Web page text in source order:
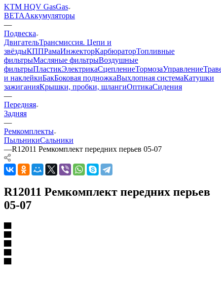
KTM HQV GasGas
BETAАккумуляторы
—
Подвеска
ДвигательТрансмиссия. Цепи и
звёздыКППРамаИнжекторКарбюраторТопливные
фильтрыМасляные фильтрыВоздушные
фильтрыПластикЭлектрикаСцеплениеТормозаУправление
и наклейкиБакБоковая подножкаВыхлопная системаКатушки
зажиганияКрышки, пробки, шлангиОптикаСидения
—
Передняя
Задняя
—
Ремкомплекты
ПыльникиСальники
—R12011 Ремкомплект передних перьев 05-07
R12011 Ремкомплект передних перьев
05-07